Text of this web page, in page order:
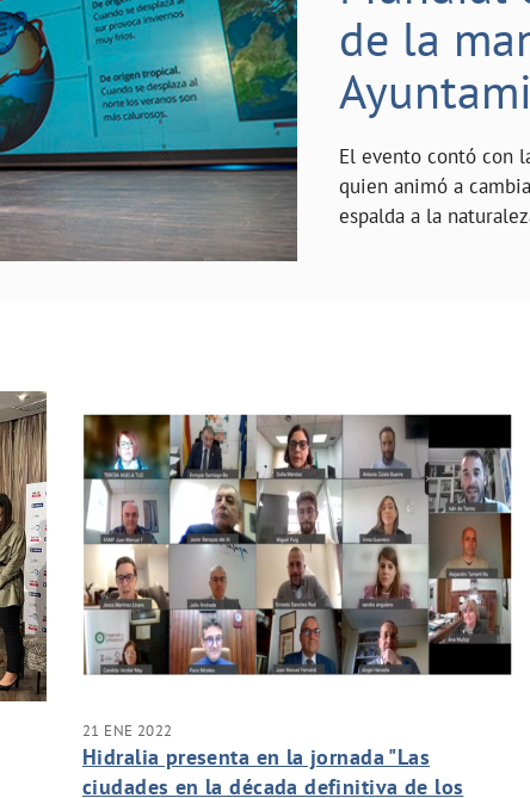
de la
El evento contó con
quien animó a
espalda a la
21 ENE 2022
Hidralia presenta en la jornada "Las
ciudades en la década definitiva de los